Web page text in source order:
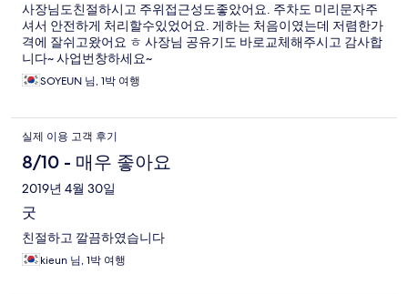
사장님도친절하시고 주위접근성도좋았어요. 주차도 미리문자주
셔서 안전하게 처리할수있었어요. 게하는 처음이였는데 저렴한가
격에 잘쉬고왔어요 ㅎ 사장님 공유기도 바로교체해주시고 감사합
니다~ 사업번창하세요~
SOYEUN 님, 1박 여행
실제 이용 고객 후기
8/10 - 매우 좋아요
2019년 4월 30일
굿
친절하고 깔끔하였습니다
kieun 님, 1박 여행